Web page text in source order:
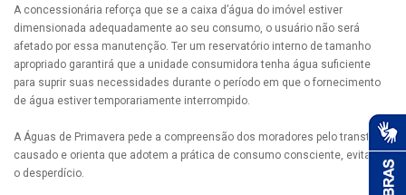
A concessionária reforça que se a caixa d’água do imóvel estiver
dimensionada adequadamente ao seu consumo, o usuário não será
afetado por essa manutenção. Ter um reservatório interno de tamanho
apropriado garantirá que a unidade consumidora tenha água suficiente
para suprir suas necessidades durante o período em que o fornecimento
de água estiver temporariamente interrompido.
A Águas de Primavera pede a compreensão dos moradores pelo transtorno
causado e orienta que adotem a prática de consumo consciente, evitando
o desperdício.